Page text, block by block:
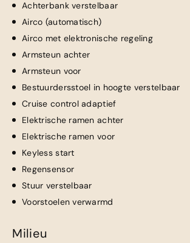
Achterbank verstelbaar
Airco (automatisch)
Airco met elektronische regeling
Armsteun achter
Armsteun voor
Bestuurdersstoel in hoogte verstelbaar
Cruise control adaptief
Elektrische ramen achter
Elektrische ramen voor
Keyless start
Regensensor
Stuur verstelbaar
Voorstoelen verwarmd
Milieu